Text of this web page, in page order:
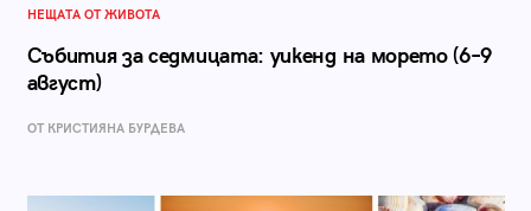
НЕЩАТА ОТ ЖИВОТА
Събития за седмицата: уикенд на морето (6–9
август)
ОТ КРИСТИЯНА БУРДЕВА